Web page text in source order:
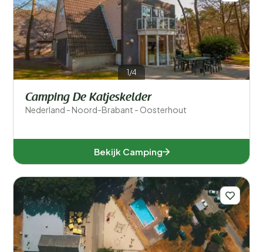
1/4
Camping De Katjeskelder
Nederland - Noord-Brabant - Oosterhout
Bekijk Camping